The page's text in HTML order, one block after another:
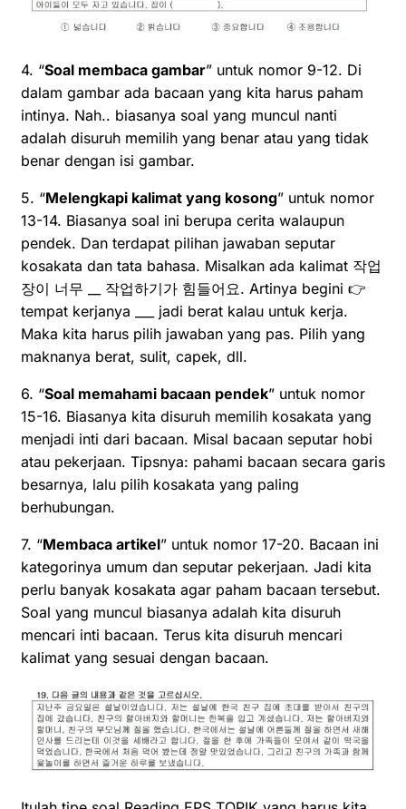
4. “Soal membaca gambar” untuk nomor 9-12. Di
dalam gambar ada bacaan yang kita harus paham
intinya. Nah.. biasanya soal yang muncul nanti
adalah disuruh memilih yang benar atau yang tidak
benar dengan isi gambar.
5. “Melengkapi kalimat yang kosong” untuk nomor
13-14. Biasanya soal ini berupa cerita walaupun
pendek. Dan terdapat pilihan jawaban seputar
kosakata dan tata bahasa. Misalkan ada kalimat 작업
장이 너무 __ 작업하기가 힘들어요. Artinya begini 👉
tempat kerjanya ___ jadi berat kalau untuk kerja.
Maka kita harus pilih jawaban yang pas. Pilih yang
maknanya berat, sulit, capek, dll.
6. “Soal memahami bacaan pendek” untuk nomor
15-16. Biasanya kita disuruh memilih kosakata yang
menjadi inti dari bacaan. Misal bacaan seputar hobi
atau pekerjaan. Tipsnya: pahami bacaan secara garis
besarnya, lalu pilih kosakata yang paling
berhubungan.
7. “Membaca artikel” untuk nomor 17-20. Bacaan ini
kategorinya umum dan seputar pekerjaan. Jadi kita
perlu banyak kosakata agar paham bacaan tersebut.
Soal yang muncul biasanya adalah kita disuruh
mencari inti bacaan. Terus kita disuruh mencari
kalimat yang sesuai dengan bacaan.